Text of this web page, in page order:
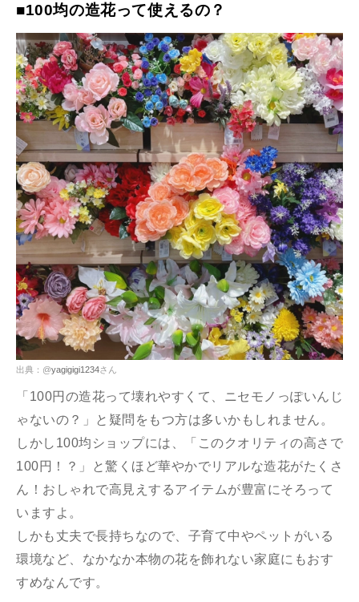
■100均の造花って使えるの？
出典：@yagigigi1234さん
「100円の造花って壊れやすくて、ニセモノっぽいんじ
ゃないの？」と疑問をもつ方は多いかもしれません。
しかし100均ショップには、「このクオリティの高さで
100円！？」と驚くほど華やかでリアルな造花がたくさ
ん！おしゃれで高見えするアイテムが豊富にそろって
いますよ。
しかも丈夫で長持ちなので、子育て中やペットがいる
環境など、なかなか本物の花を飾れない家庭にもおす
すめなんです。